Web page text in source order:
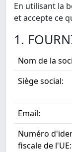
En utilisant la
et accepte ce
1.
Nom de la
Siège social:
Email:
Numéro
fiscale de l'UE: